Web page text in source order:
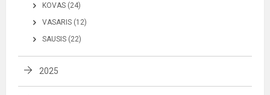
KOVAS (24)
VASARIS (12)
SAUSIS (22)
2025